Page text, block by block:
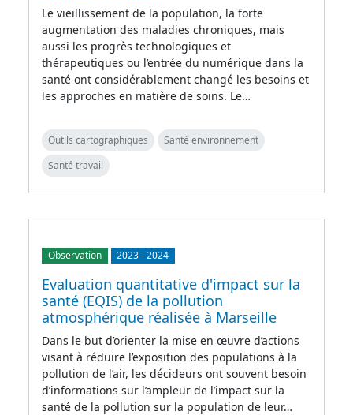
Le vieillissement de la population, la forte
augmentation des maladies chroniques, mais
aussi les progrès technologiques et
thérapeutiques ou l’entrée du numérique dans la
santé ont considérablement changé les besoins et
les approches en matière de soins. Le…
Outils cartographiques
Santé environnement
Santé travail
Observation 2023-2024
Evaluation quantitative d'impact sur la
santé (EQIS) de la pollution
atmosphérique réalisée à Marseille
Dans le but d’orienter la mise en œuvre d’actions
visant à réduire l’exposition des populations à la
pollution de l’air, les décideurs ont souvent besoin
d’informations sur l’ampleur de l’impact sur la
santé de la pollution sur la population de leur…